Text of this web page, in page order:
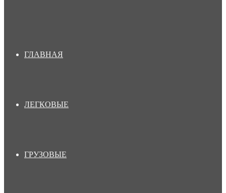
ГЛАВНАЯ
ЛЕГКОВЫЕ
ГРУЗОВЫЕ